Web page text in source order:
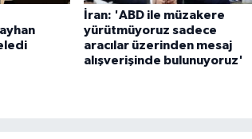
İran: 'ABD ile müzakere
yürütmüyoruz sadece
aracılar üzerinden mesaj
alışverişinde bulunuyoruz'